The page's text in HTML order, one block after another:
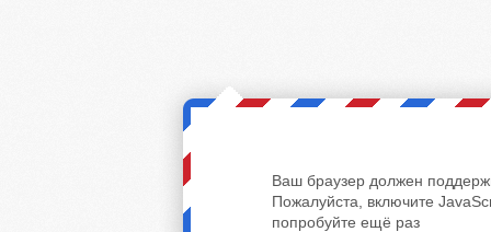
Ваш браузер должен
Пожалуйста, включите
попробуйте ещё раз